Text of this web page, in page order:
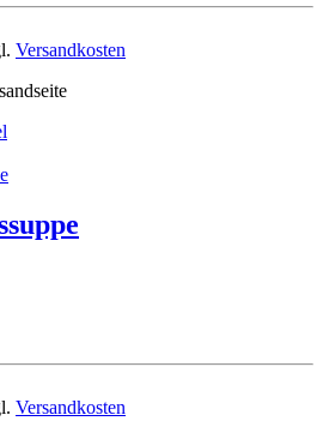
Versandkosten
Versandkosten